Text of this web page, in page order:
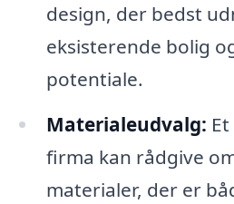
design, der bedst
eksisterende bolig
potentiale.
Materialeudvalg:
firma kan rådgive
materialer, der er